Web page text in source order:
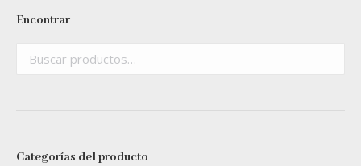
Encontrar
Categorías del producto